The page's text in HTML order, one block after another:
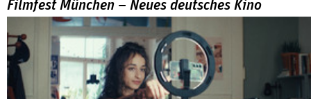
Filmfest München – Neues deutsches Kino